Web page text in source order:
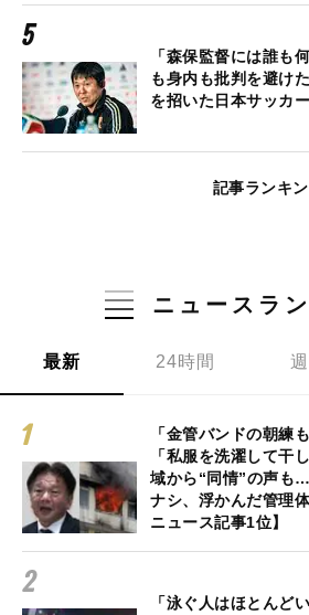
「森保監督には誰も
も身内も批判を避け
を招いた日本サッカ
記事ランキ
ニュースラ
最新 24時間
「金管バンドの朝練
「私服を洗濯して干
域から“同情”の声も
ナシ、浮かんだ管理
ニュース記事1位】
「泳ぐ人はほとんど